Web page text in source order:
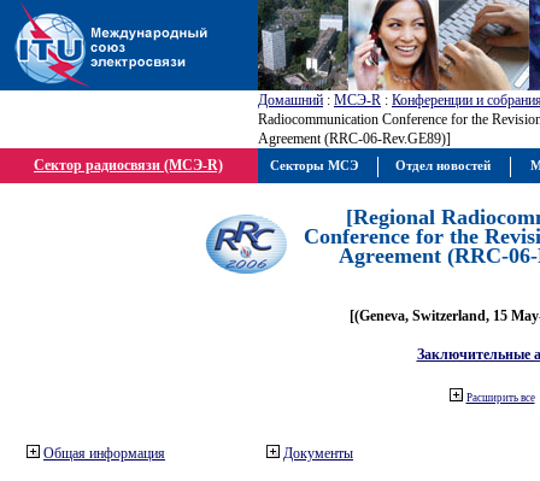
Домашний : МСЭ-R : Конференции и
Radiocommunication Conference for the
Agreement (RRC-06-Rev.GE89)]
Сектор радиосвязи (МСЭ-R)
[Regional
Conference for the
Agreement (RRC-
[(Geneva, Switzerland, 15
Заключительные
Расширить все
Общая информация Документы
Секторы МСЭ Отдел новостей